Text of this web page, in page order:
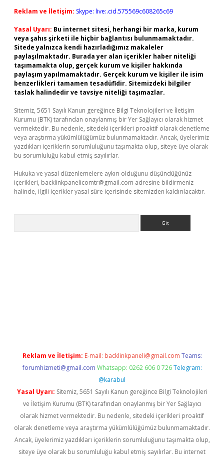
Reklam ve İletişim: Skype: live:.cid.575569c608265c69
Yasal Uyarı: Bu internet sitesi, herhangi bir marka, kurum
veya şahıs şirketi ile hiçbir bağlantısı bulunmamaktadır.
Sitede yalnızca kendi hazırladığımız makaleler
paylaşılmaktadır. Burada yer alan içerikler haber niteliği
taşımamakta olup, gerçek kurum ve kişiler hakkında
paylaşım yapılmamaktadır. Gerçek kurum ve kişiler ile isim
benzerlikleri tamamen tesadüfidir. Sitemizdeki bilgiler
taslak halindedir ve tavsiye niteliği taşımazlar.
Sitemiz, 5651 Sayılı Kanun gereğince Bilgi Teknolojileri ve İletişim
Kurumu (BTK) tarafından onaylanmış bir Yer Sağlayıcı olarak hizmet
vermektedir. Bu nedenle, sitedeki içerikleri proaktif olarak denetleme
veya araştırma yükümlülüğümüz bulunmamaktadır. Ancak, üyelerimiz
yazdıkları içeriklerin sorumluluğunu taşımakta olup, siteye üye olarak
bu sorumluluğu kabul etmiş sayılırlar.
Hukuka ve yasal düzenlemelere aykırı olduğunu düşündüğünüz
içerikleri, backlinkpanelicomtr@gmail.com adresine bildirmeniz
halinde, ilgili içerikler yasal süre içerisinde sitemizden kaldırılacaktır.
Reklam ve İletişim: E-mail: backlinkpaneli@gmail.com Teams:
forumhizmeti@gmail.com Whatsapp: 0262 606 0 726 Telegram:
@karabul
Yasal Uyarı: Sitemiz, 5651 Sayılı Kanun gereğince Bilgi Teknolojileri
ve İletişim Kurumu (BTK) tarafından onaylanmış bir Yer Sağlayıcı
olarak hizmet vermektedir. Bu nedenle, sitedeki içerikleri proaktif
olarak denetleme veya araştırma yükümlülüğümüz bulunmamaktadır.
Ancak, üyelerimiz yazdıkları içeriklerin sorumluluğunu taşımakta olup,
siteye üye olarak bu sorumluluğu kabul etmiş sayılırlar. Bu internet